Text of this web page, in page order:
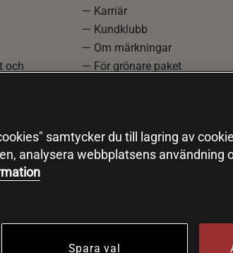
och
— Karriär
— Kundklubb
— Om märkningar
— För grönare paket
samtycker du till lagring av
analysera webbplatsens användning
Spara val